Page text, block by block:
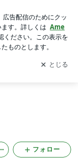
を受け取りまし
開く
フォロー